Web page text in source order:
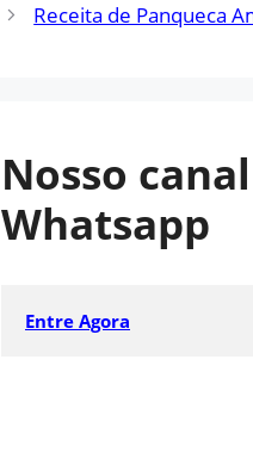
Receita de Panqueca
Nosso
Whatsapp
Entre Agora